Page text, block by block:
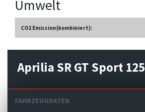
Umwelt
CO2 Emission(kombiniert):
Aprilia SR GT Sport 125
FAHRZEUGDATEN